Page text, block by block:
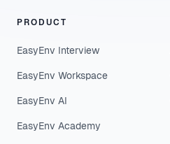
PRODUCT
EasyEnv Interview
EasyEnv Workspace
EasyEnv AI
EasyEnv Academy